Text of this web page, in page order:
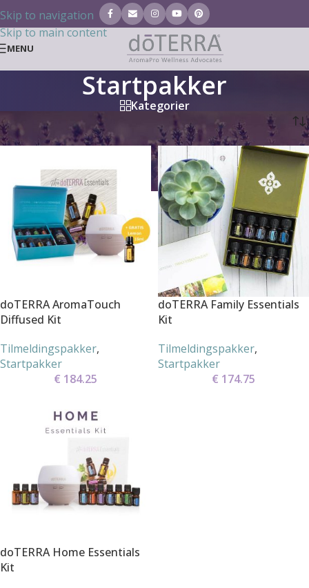
Skip to navigation
Skip to main content
MENU
Startpakker
Kategorier
Hjem
Tilmeldingspakker Startpakker
doTERRA AromaTouch
Diffused Kit
Tilmeldingspakker,
Startpakker
€ 184.25
doTERRA Family Essentials
Kit
Tilmeldingspakker,
Startpakker
€ 174.75
doTERRA Home Essentials
Kit